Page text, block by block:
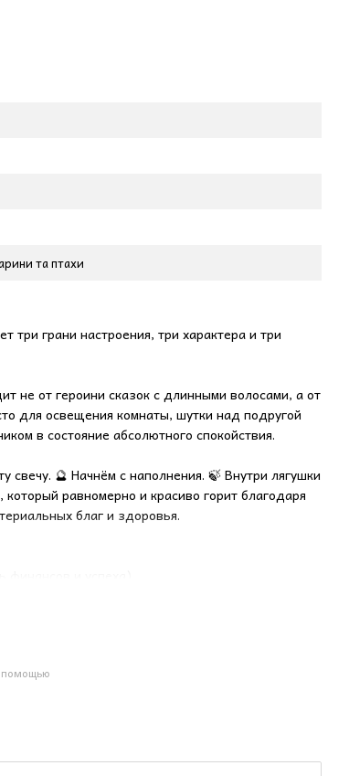
та птахи
три грани настроения, три характера и три
не от героини сказок с длинными волосами, а от
для освещения комнаты, шутки над подругой
в состояние абсолютного спокойствия.
🔮 Начнём с наполнения. 🍃 Внутри лягушки
равномерно и красиво горит благодаря
благ и здоровья.
бизнесе. Исцеление, восстановление
🌼 А её аромат - это специальный микс
когда нужно выдохнуть, остановиться,
с собой.